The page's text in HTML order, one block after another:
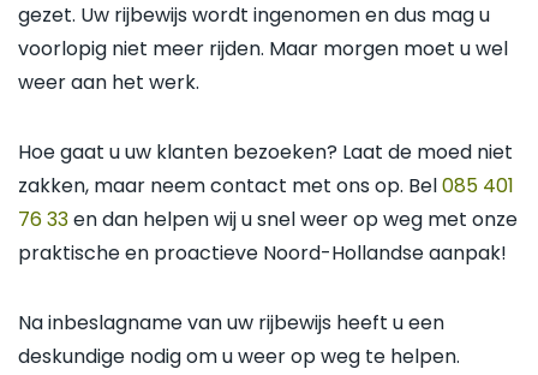
gezet. Uw rijbewijs wordt ingenomen en dus mag u
voorlopig niet meer rijden. Maar morgen moet u wel
weer aan het werk.
Hoe gaat u uw klanten bezoeken? Laat de moed niet
zakken, maar neem contact met ons op. Bel085 401
76 33en dan helpen wij u snel weer op weg met onze
praktische en proactieve Noord-Hollandse aanpak!
Na inbeslagname van uw rijbewijs heeft u een
deskundige nodig om u weer op weg te helpen.